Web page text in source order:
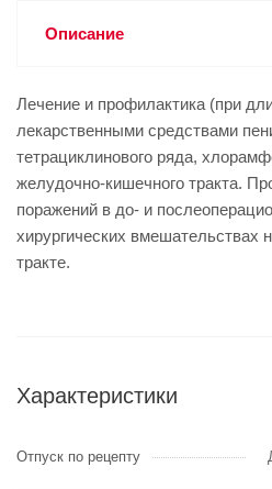
Описание
Лечение и профилактика (при
лекарственными средствами
тетрациклинового ряда,
желудочно-кишечного тракта.
поражений в до- и
хирургических вмешательствах
тракте.
Характеристики
Отпуск по рецепту